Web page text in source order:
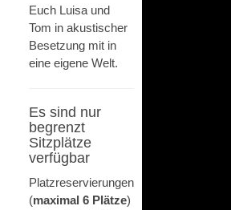
Euch Luisa und
Tom in akustischer
Besetzung mit in
eine eigene Welt.
Es sind nur
begrenzt
Sitzplätze
verfügbar
Platzreservierungen
(maximal 6 Plätze)